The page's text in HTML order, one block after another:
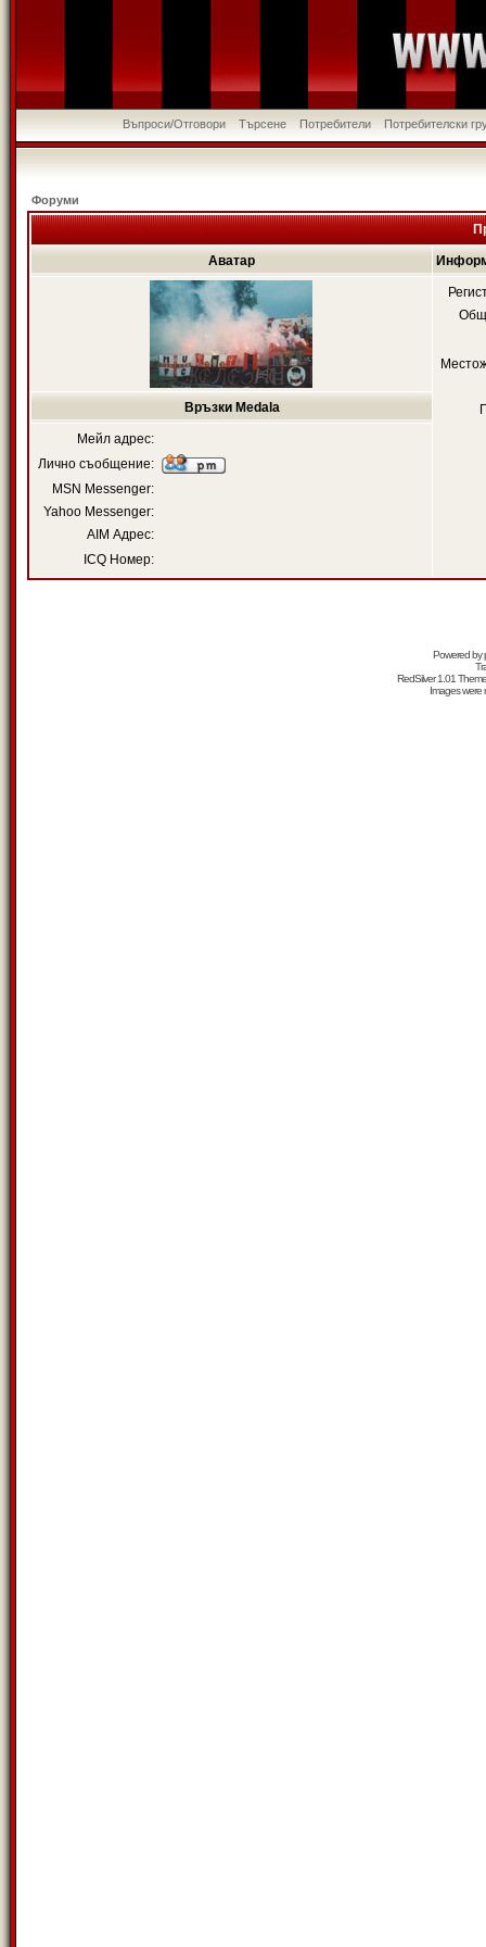
Въпроси/Отговори Търсене Потребители Потребителски
Форуми
Аватар
Връзки Medala
Мейл адрес:
Лично съобщение:
MSN Messenger:
Yahoo Messenger:
AIM Адрес:
ICQ Номер:
Powered by
RedSilver 1.01
Images were